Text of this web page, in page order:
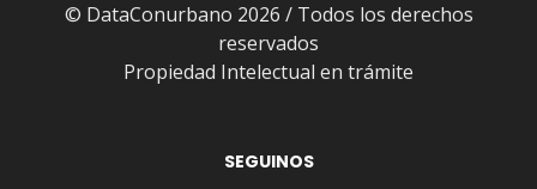
© DataConurbano 2026 / Todos los derechos
reservados
Propiedad Intelectual en trámite
SEGUINOS